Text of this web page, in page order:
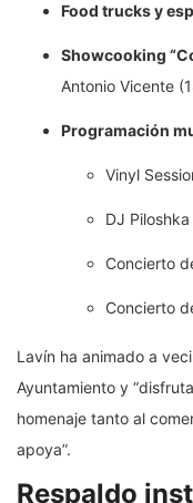
Food trucks y
Showcooking
Antonio Vicente
Programación
Vinyl
DJ Piloshka
Concierto
Concierto
Lavín ha animado a
Ayuntamiento y
homenaje tanto al
apoya”.
Respaldo